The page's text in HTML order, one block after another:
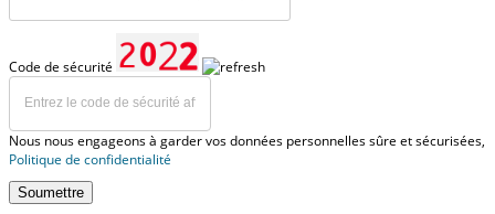
Code de sécurité
Nous nous engageons à garder vos données personnelles sûre et sécurisées,
Politique de confidentialité
Soumettre